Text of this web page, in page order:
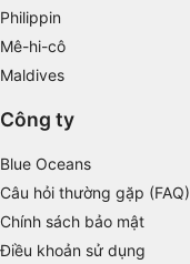
Philippin
Mê-hi-cô
Maldives
Công ty
Blue Oceans
Câu hỏi thường gặp (FAQ)
Chính sách bảo mật
Điều khoản sử dụng